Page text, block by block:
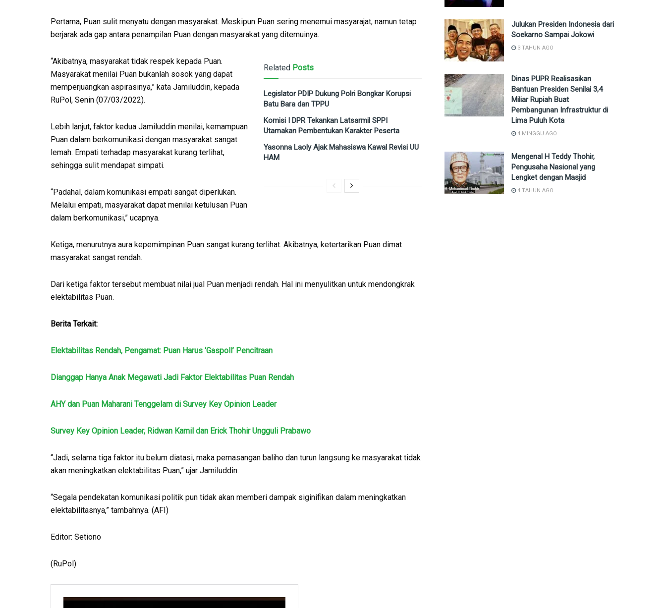
Pertama, Puan sulit menyatu dengan masyarakat. Meskipun Puan sering menemui masyarajat, namun tetap
berjarak ada gap antara penampilan Puan dengan masyarakat yang ditemuinya.
Related Posts
Legislator PDIP Dukung Polri Bongkar Korupsi
Batu Bara dan TPPU
Komisi I DPR Tekankan Latsarmil SPPI
Utamakan Pembentukan Karakter Peserta
Yasonna Laoly Ajak Mahasiswa Kawal Revisi UU
HAM
“Akibatnya, masyarakat tidak respek kepada Puan.
Masyarakat menilai Puan bukanlah sosok yang dapat
memperjuangkan aspirasinya,” kata Jamiluddin, kepada
RuPol, Senin (07/03/2022).
Lebih lanjut, faktor kedua Jamiluddin menilai, kemampuan
Puan dalam berkomunikasi dengan masyarakat sangat
lemah. Empati terhadap masyarakat kurang terlihat,
sehingga sulit mendapat simpati.
“Padahal, dalam komunikasi empati sangat diperlukan.
Melalui empati, masyarakat dapat menilai ketulusan Puan
dalam berkomunikasi,” ucapnya.
Ketiga, menurutnya aura kepemimpinan Puan sangat kurang terlihat. Akibatnya, ketertarikan Puan dimat
masyarakat sangat rendah.
Dari ketiga faktor tersebut membuat nilai jual Puan menjadi rendah. Hal ini menyulitkan untuk mendongkrak
elektabilitas Puan.
Berita Terkait:
Elektabilitas Rendah, Pengamat: Puan Harus ‘Gaspoll’ Pencitraan
Dianggap Hanya Anak Megawati Jadi Faktor Elektabilitas Puan Rendah
AHY dan Puan Maharani Tenggelam di Survey Key Opinion Leader
Survey Key Opinion Leader, Ridwan Kamil dan Erick Thohir Ungguli Prabawo
“Jadi, selama tiga faktor itu belum diatasi, maka pemasangan baliho dan turun langsung ke masyarakat tidak
akan meningkatkan elektabilitas Puan,” ujar Jamiluddin.
“Segala pendekatan komunikasi politik pun tidak akan memberi dampak siginifikan dalam meningkatkan
elektabilitasnya,” tambahnya. (AFI)
Editor: Setiono
(RuPol)
Julukan Presiden Indonesia dari
Soekarno Sampai Jokowi
3 TAHUN AGO
Dinas PUPR Realisasikan
Bantuan Presiden Senilai 3,4
Miliar Rupiah Buat
Pembangunan Infrastruktur di
Lima Puluh Kota
4 MINGGU AGO
Mengenal H Teddy Thohir,
Pengusaha Nasional yang
Lengket dengan Masjid
4 TAHUN AGO